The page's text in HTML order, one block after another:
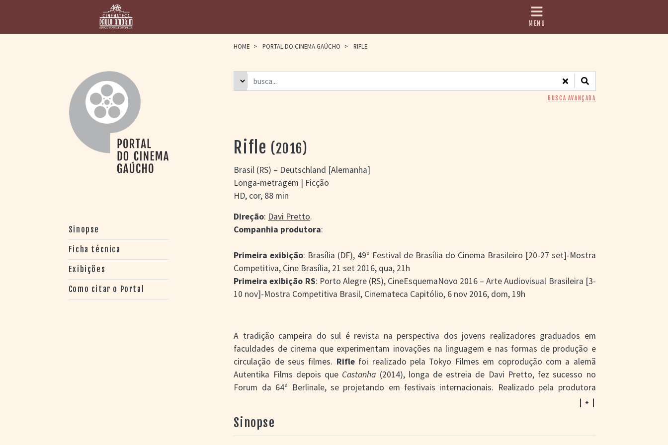
PAULO AMORIM
> HOMENAGEADOS
> ASSOCIAÇÃO DOS
> BIBLIOTECA
ROMEU GRIMALDI
PORTAL DO
CINEMA GAÚCHO
> APRESENTAÇÃO
> BUSCA AVANÇADA
MENU
HOME > PORTAL DO CINEMA GAÚCHO > RIFLE
Sinopse
Ficha técnica
Exibições
Como citar o Portal
BUSCA AVANÇADA
Rifle (2016)
Brasil (RS) – Deutschland [Alemanha]
Longa-metragem | Ficção
HD, cor, 88 min
Direção: Davi Pretto.
Companhia produtora:
Primeira exibição: Brasília (DF), 49º Festival de Brasília do Cinema Brasileiro [20-27 set]-Mostra
Competitiva, Cine Brasília, 21 set 2016, qua, 21h
Primeira exibição RS: Porto Alegre (RS), CineEsquemaNovo 2016 – Arte Audiovisual Brasileira [3-
10 nov]-Mostra Competitiva Brasil, Cinemateca Capitólio, 6 nov 2016, dom, 19h
A tradição campeira do sul é revista na perspectiva dos jovens realizadores graduados em
faculdades de cinema que experimentam inovações na linguagem e nas formas de produção e
circulação de seus filmes. Riflefoi realizado pela Tokyo Filmes em coprodução com a alemã
Autentika Films depois que Castanha (2014), longa de estreia de Davi Pretto, fez sucesso no
Forum da 64ª Berlinale, se projetando em festivais internacionais. Realizado pela produtora
formada por amigos que se conheceram durante o curso de cinema da PUCRS, o longa marca o
Candangos de melhor roteiro e melhor desenho de som, além do prêmio de melhor filme da
Associação Brasileira de Críticos de Cinema.
| + |
Sinopse